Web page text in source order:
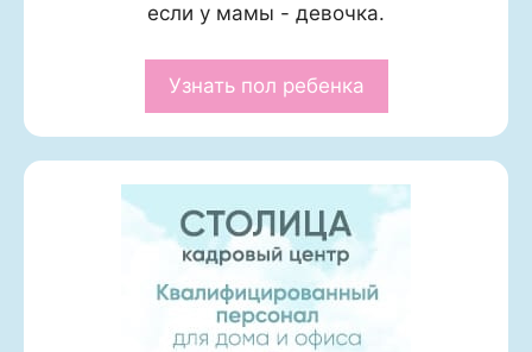
если у мамы - девочка.
Узнать пол ребенка